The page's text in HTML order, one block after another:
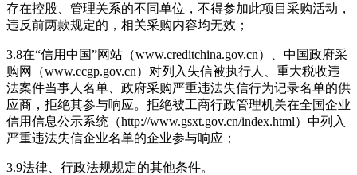
存在控股、管理关系的不同单位，不得参加此项目采购活动，
违反前两款规定的，相关采购内容均无效；
3.8在“信用中国”网站（www.creditchina.gov.cn）、中国政府采
购网（www.ccgp.gov.cn）对列入失信被执行人、重大税收违
法案件当事人名单、政府采购严重违法失信行为记录名单的供
应商，拒绝其参与响应。拒绝被工商行政管理机关在全国企业
信用信息公示系统（http://www.gsxt.gov.cn/index.html）中列入
严重违法失信企业名单的企业参与响应；
3.9法律、行政法规规定的其他条件。